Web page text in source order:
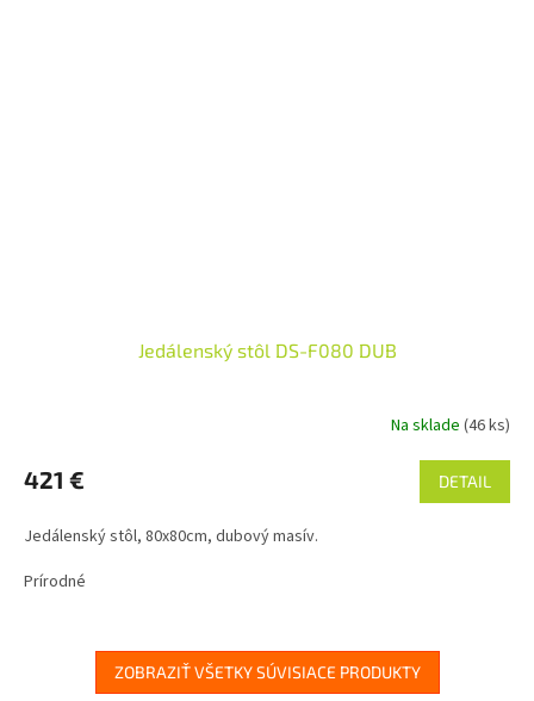
Jedálenský stôl DS-F080 DUB
Na sklade (46 ks)
421 € DETAIL
Jedálenský stôl, 80x80cm, dubový masív.
Prírodné
ZOBRAZIŤ VŠETKY SÚVISIACE PRODUKTY